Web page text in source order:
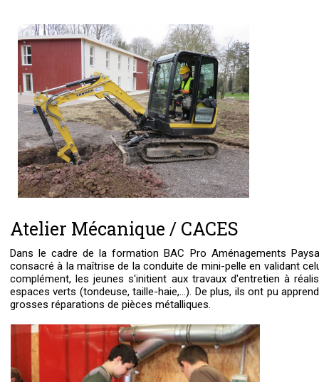
Atelier Mécanique / CACES
Dans le cadre de la formation BAC Pro Aménagements
consacré à la maîtrise de la conduite de mini-pelle en validant
complément, les jeunes s'initient aux travaux d'entretien à
espaces verts (tondeuse, taille-haie,...). De plus, ils ont pu
grosses réparations de pièces métalliques.